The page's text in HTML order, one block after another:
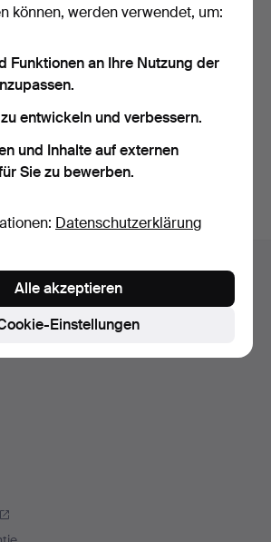
aufnehmen
können, werden verwendet, um:
Funktionen an Ihre Nutzung der
entwickeln und verbessern.
und Inhalte auf externen
Sie zu bewerben.
Datenschutzerklärung
Einstellungen
Alle akzeptieren